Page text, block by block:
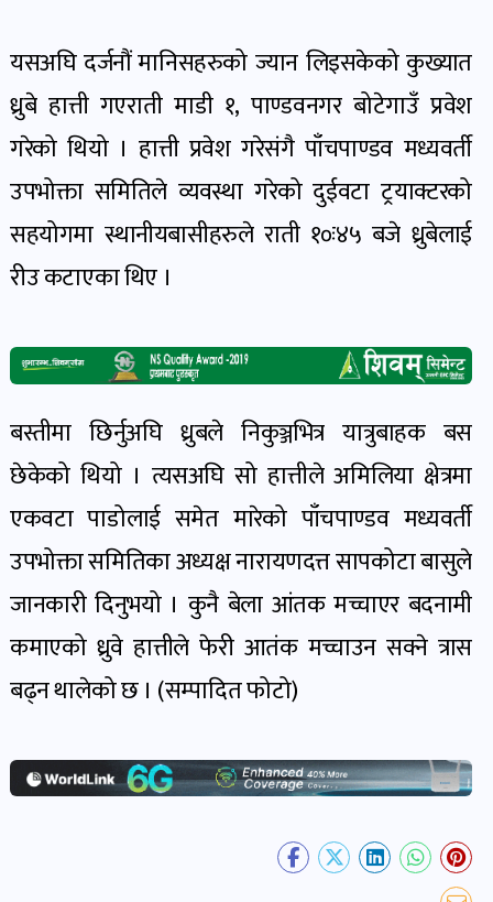
पोष्ट
शिक्षा
खबर
पोष्ट
बिपद-
पोष्ट
खेल
खेलाडी
पोष्ट
अपराध
पोष्ट
खबर
पोष्ट
यसअघि दर्जनौं मानिसहरुको ज्यान लिइसकेको कुख्यात
ध्रुबे हात्ती गएराती माडी १, पाण्डवनगर बोटेगाउँ प्रवेश
गरेको थियो । हात्ती प्रवेश गरेसंगै पाँचपाण्डव मध्यवर्ती
उपभोक्ता समितिले व्यवस्था गरेको दुईवटा ट्रयाक्टरको
सहयोगमा स्थानीयबासीहरुले राती १०ः४५ बजे ध्रुबेलाई
रीउ कटाएका थिए ।
बस्तीमा छिर्नुअघि ध्रुबले निकुञ्जभित्र यात्रुबाहक बस
छेकेको थियो । त्यसअघि सो हात्तीले अमिलिया क्षेत्रमा
एकवटा पाडोलाई समेत मारेको पाँचपाण्डव मध्यवर्ती
उपभोक्ता समितिका अध्यक्ष नारायणदत्त सापकोटा बासुले
जानकारी दिनुभयो । कुनै बेला आंतक मच्चाएर बदनामी
कमाएको ध्रुवे हात्तीले फेरी आतंक मच्चाउन सक्ने त्रास
बढ्न थालेको छ । (सम्पादित फोटो)